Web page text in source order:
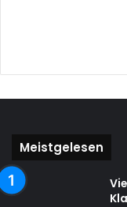
Meistgelesen